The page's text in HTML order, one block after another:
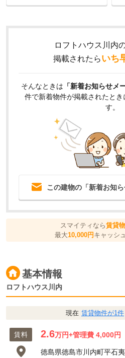
ロフトハウス川内
掲載されたらいち
そんなときは 「新着お知らせメ
件で新着物件が掲載されたと
す。
この建物の「新着お知
スマイティなら賃貸
最大10,000円キャッシ
基本情報
ロフトハウス川内
現在 賃貸物件が1件
賃料 2.6万円+管理費 4,000円
徳島県徳島市川内町平石